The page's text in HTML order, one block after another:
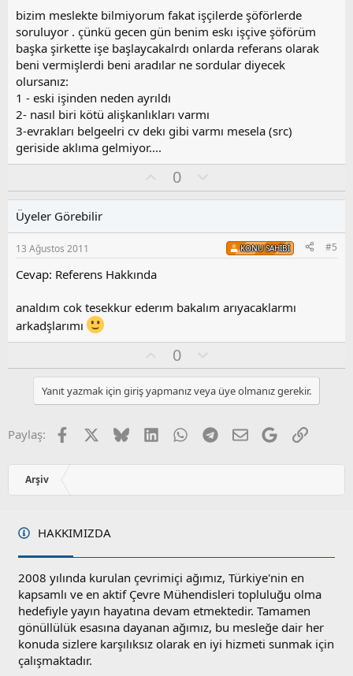
y
l
a
bizim meslekte bilmiyorum fakat işçilerde şöförlerde
soruluyor . çünkü gecen gün benim eskı işçive şöförüm
başka şirkette işe başlaycakalrdı onlarda referans olarak
beni vermişlerdi beni aradılar ne sordular diyecek
olursanız:
1 - eski işinden neden ayrıldı
2- nasıl biri kötü alişkanlıkları varmı
3-evrakları belgeelri cv dekı gibi varmı mesela (src)
geriside aklıma gelmiyor....
y
0
l
s
u
y
l
Üyeler Görebilir
13 Ağustos 2011 KONU SAHIBI #5
Cevap: Referens Hakkında
analdım cok tesekkur ederım bakalım arıyacaklarmı
arkadşlarımı
y
l
a
0
l
u
m
u
z
o
l
Yanıt yazmak için giriş yapmanız veya üye olmanız gerekir.
Paylaş: Facebook BlueskyLinkedInWhatsApp
Telegram
E-postaGoogleLink
Arşiv
HAKKIMIZDA
2008 yılında kurulan çevrimiçi ağımız, Türkiye'nin en
kapsamlı ve en aktif Çevre Mühendisleri topluluğu olma
hedefiyle yayın hayatına devam etmektedir. Tamamen
gönüllülük esasına dayanan ağımız, bu mesleğe dair her
konuda sizlere karşılıksız olarak en iyi hizmeti sunmak için
çalışmaktadır.